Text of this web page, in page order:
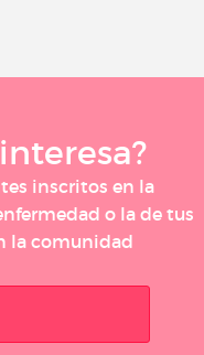
inscritos en la
o la de tus
la comunidad